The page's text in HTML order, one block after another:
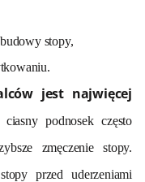
stopy,
jest najwięcej
podnosek często
zmęczenie stopy.
przed uderzeniami